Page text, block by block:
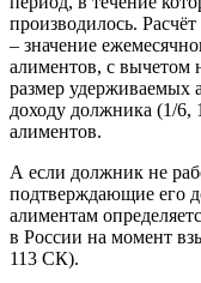
производилось.
– значение
алиментов, с вычетом
размер удерживаемых
доходу должника (1/6,
алиментов.
А если должник не
подтверждающие его
алиментам
в России на момент
113 СК).